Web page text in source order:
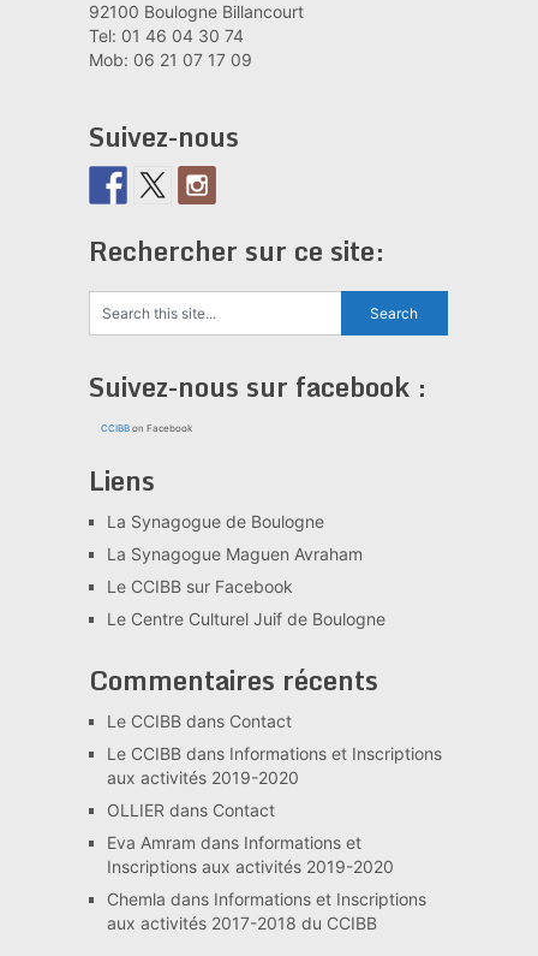
92100 Boulogne Billancourt
Tel: 01 46 04 30 74
Mob: 06 21 07 17 09
Suivez-nous
Rechercher sur ce site:
Suivez-nous sur facebook :
CCIBBon Facebook
Liens
La Synagogue de Boulogne
La Synagogue Maguen Avraham
Le CCIBB sur Facebook
Le Centre Culturel Juif de Boulogne
Commentaires récents
Le CCIBBdans Contact
Le CCIBBdans Informations et Inscriptions
aux activités 2019-2020
OLLIER dans Contact
Eva Amram dans Informations et
Inscriptions aux activités 2019-2020
Chemla dans Informations et Inscriptions
aux activités 2017-2018 du CCIBB